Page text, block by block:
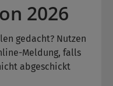
2026
gedacht? Nutzen
Meldung, falls
abgeschickt